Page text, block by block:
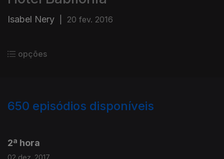
Isabel Nery 20 fev. 2016
opções
650 episódios disponíveis
2ª hora
02 dez. 2017